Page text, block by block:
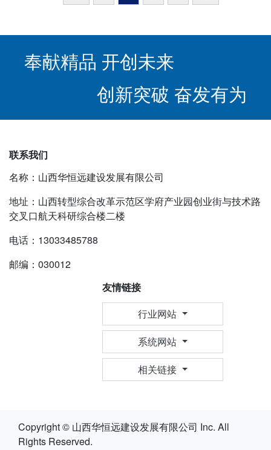
奉献精品 开创未来
创新突破 奋发有为
联系我们
名称：山西华恒远建设发展有限公司
地址：山西转型综合改革示范区学府产业园创业街与技术路
交叉口航天科研综合楼二楼
电话：13033485788
邮编：030012
友情链接
行业网站
系统网站
相关链接
Copyright © 山西华恒远建设发展有限公司 Inc. All
Rights Reserved.